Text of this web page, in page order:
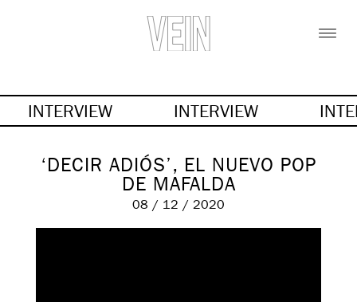
INTERVIEW INTERVIEW
‘DECIR ADIÓS’, EL NUEVO POP
DE MAFALDA
08 / 12 / 2020